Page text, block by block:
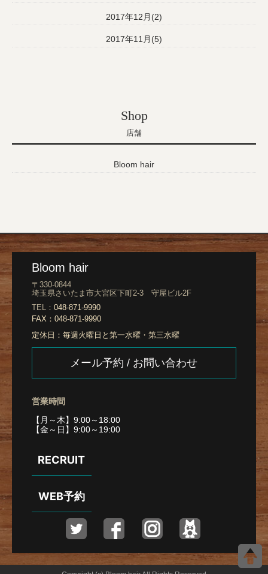
2017年12月(2)
2017年11月(5)
Shop
店舗
Bloom hair
Bloom hair
〒330-0844
埼玉県さいたま市大宮区下町2-3 守屋ビル2F
TEL： 048-871-9990
FAX： 048-871-9990
定休日： 毎週火曜日と第一水曜・第三水曜
メール予約 / お問い合わせ
営業時間
【月～木】9:00～18:00
【金～日】9:00～19:00
RECRUIT
WEB予約